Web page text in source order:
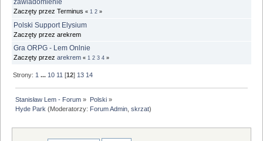
Zaczęty przez Terminus « 1 2 »
Polski Support Elysium
Zaczęty przez arekrem
Gra ORPG - Lem Onlnie
Zaczęty przez arekrem « 1 2 3 4 »
Strony: 1 ... 10 11 [12] 13 14
Stanisław Lem - Forum » Polski»
Hyde Park (Moderatorzy: Forum Admin ,skrzat)